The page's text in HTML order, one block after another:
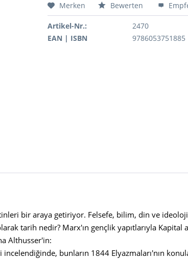
Merken Bewerten
Artikel-Nr.:
2470
EAN | ISBN
9786053751885
bir araya getiriyor. Felsefe, bilim, din ve ideoloji
tarih nedir? Marx'ın gençlik yapıtlarıyla Kapital
Althusser'in:
bunların 1844 Elyazmaları'nın